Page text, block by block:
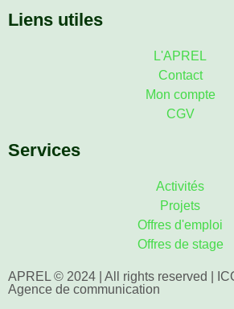
Liens utiles
L'APREL
Contact
Mon compte
CGV
Services
Activités
Projets
Offres d'emploi
Offres de stage
APREL © 2024 | All rights reserved |
Agence de communication